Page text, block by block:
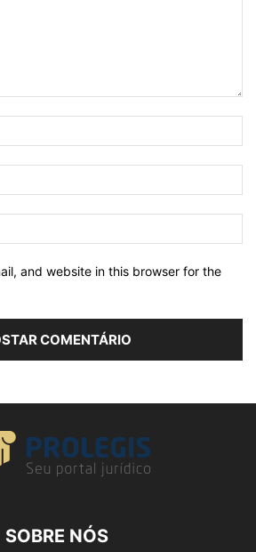
and website in this browser for the
SOBRE NÓS